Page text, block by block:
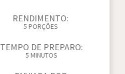
RENDIMENTO:
5 PORÇÕES
TEMPO DE PREPARO:
5 MINUTOS